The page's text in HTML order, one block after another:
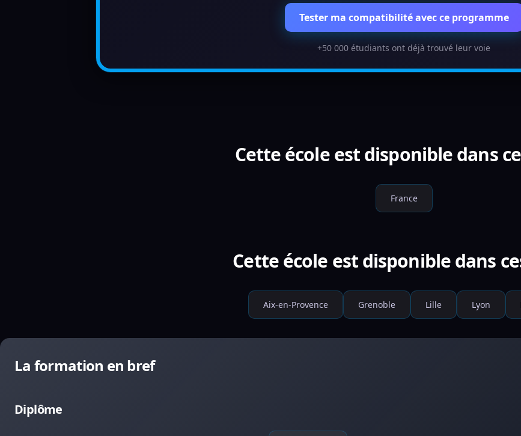
Tester ma compatibilité avec ce programme
+50 000 étudiants ont déjà trouvé leur voie
Cette école est disponible dans
France
Cette école est disponible dans
Aix-en-Provence Grenoble Lille Lyon
La formation en bref
Diplôme